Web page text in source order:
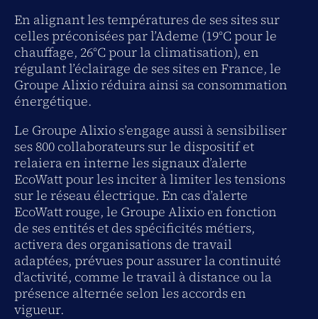
En alignant les températures de ses sites sur
celles préconisées par l’Ademe (19°C pour le
chauffage, 26°C pour la climatisation), en
régulant l’éclairage de ses sites en France, le
Groupe Alixio réduira ainsi sa consommation
énergétique.
Le Groupe Alixio s’engage aussi à sensibiliser
ses 800 collaborateurs sur le dispositif et
relaiera en interne les signaux d’alerte
EcoWatt pour les inciter à limiter les tensions
sur le réseau électrique. En cas d’alerte
EcoWatt rouge, le Groupe Alixio en fonction
de ses entités et des spécificités métiers,
activera des organisations de travail
adaptées, prévues pour assurer la continuité
d’activité, comme le travail à distance ou la
présence alternée selon les accords en
vigueur.